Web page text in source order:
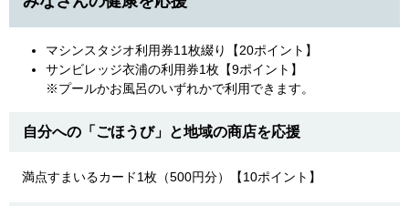
マシンスタジオ利用券11枚綴り【20ポイント】
サンビレッジ衣浦の利用券1枚【9ポイント】
※プールかお風呂のいずれかで利用できます。
自分への「ごほうび」と地域の商店を応援
満点すまいるカード1枚（500円分）【10ポイント】